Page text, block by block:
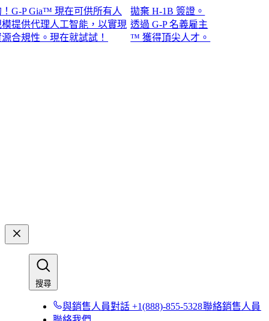
P Gia™ 現在可供所有人
供代理人工智能，以實現
規性。現在就試試！​​
拋棄 H-1B 簽證。
透過 G-P 名義雇主
™ 獲得頂尖人才。​​
搜尋​​
與銷售人員對話 +1(888)-855-5328​​聯絡銷售人員​​